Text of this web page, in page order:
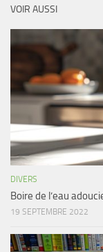
VOIR AUSSI
DIVERS
Boire de l’eau
19 SEPTEMBRE 2022